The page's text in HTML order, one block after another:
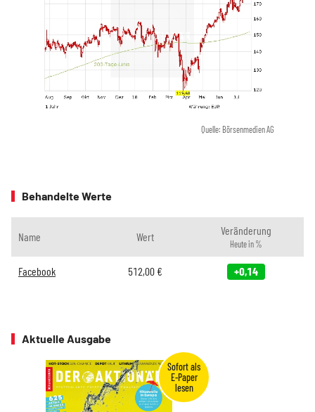
Quelle: Börsenmedien AG
Behandelte Werte
Name Wert Veränderung
Heute in %
Facebook 512,00 € +0,14
Aktuelle Ausgabe